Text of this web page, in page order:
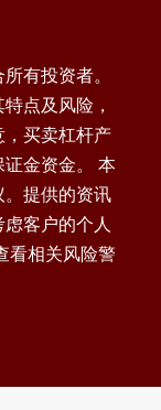
有投资者。
点及风险，
买卖杠杆产
金资金。 本
提供的资讯
客户的个人
看相关风险警